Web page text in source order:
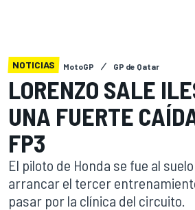
NOTICIAS MotoGP GP de Qatar
LORENZO SALE
UNA FUERTE
FP3
El piloto de Honda se fue al
arrancar el tercer
pasar por la clínica del circuito.